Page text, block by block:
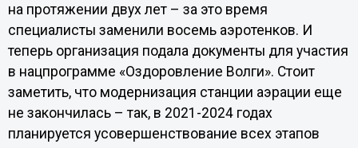
на протяжении двух лет – за это время
специалисты заменили восемь аэротенков. И
теперь организация подала документы для участия
в нацпрограмме «Оздоровление Волги». Стоит
заметить, что модернизация станции аэрации еще
не закончилась – так, в 2021-2024 годах
планируется усовершенствование всех этапов